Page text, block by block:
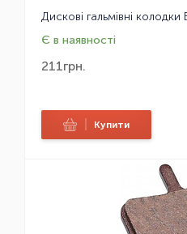
Є в наявності
211грн.
Купити